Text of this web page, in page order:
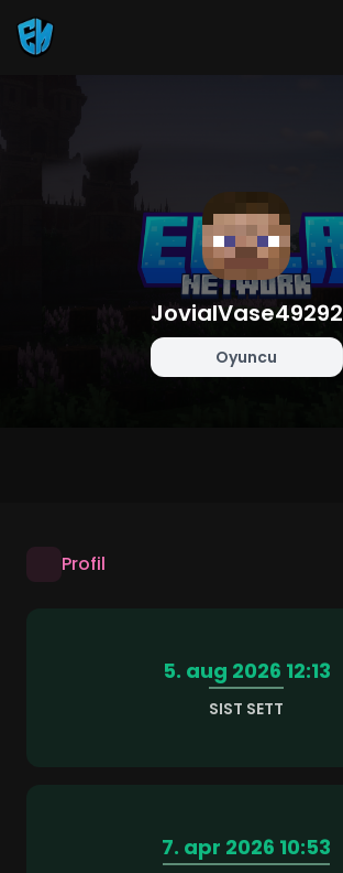
JovialVase49292
Oyuncu
Profil
5. aug 2026 12:13
SIST SETT
7. apr 2026 10:53